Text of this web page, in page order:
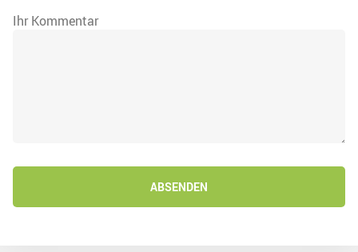
Ihr Kommentar
ABSENDEN